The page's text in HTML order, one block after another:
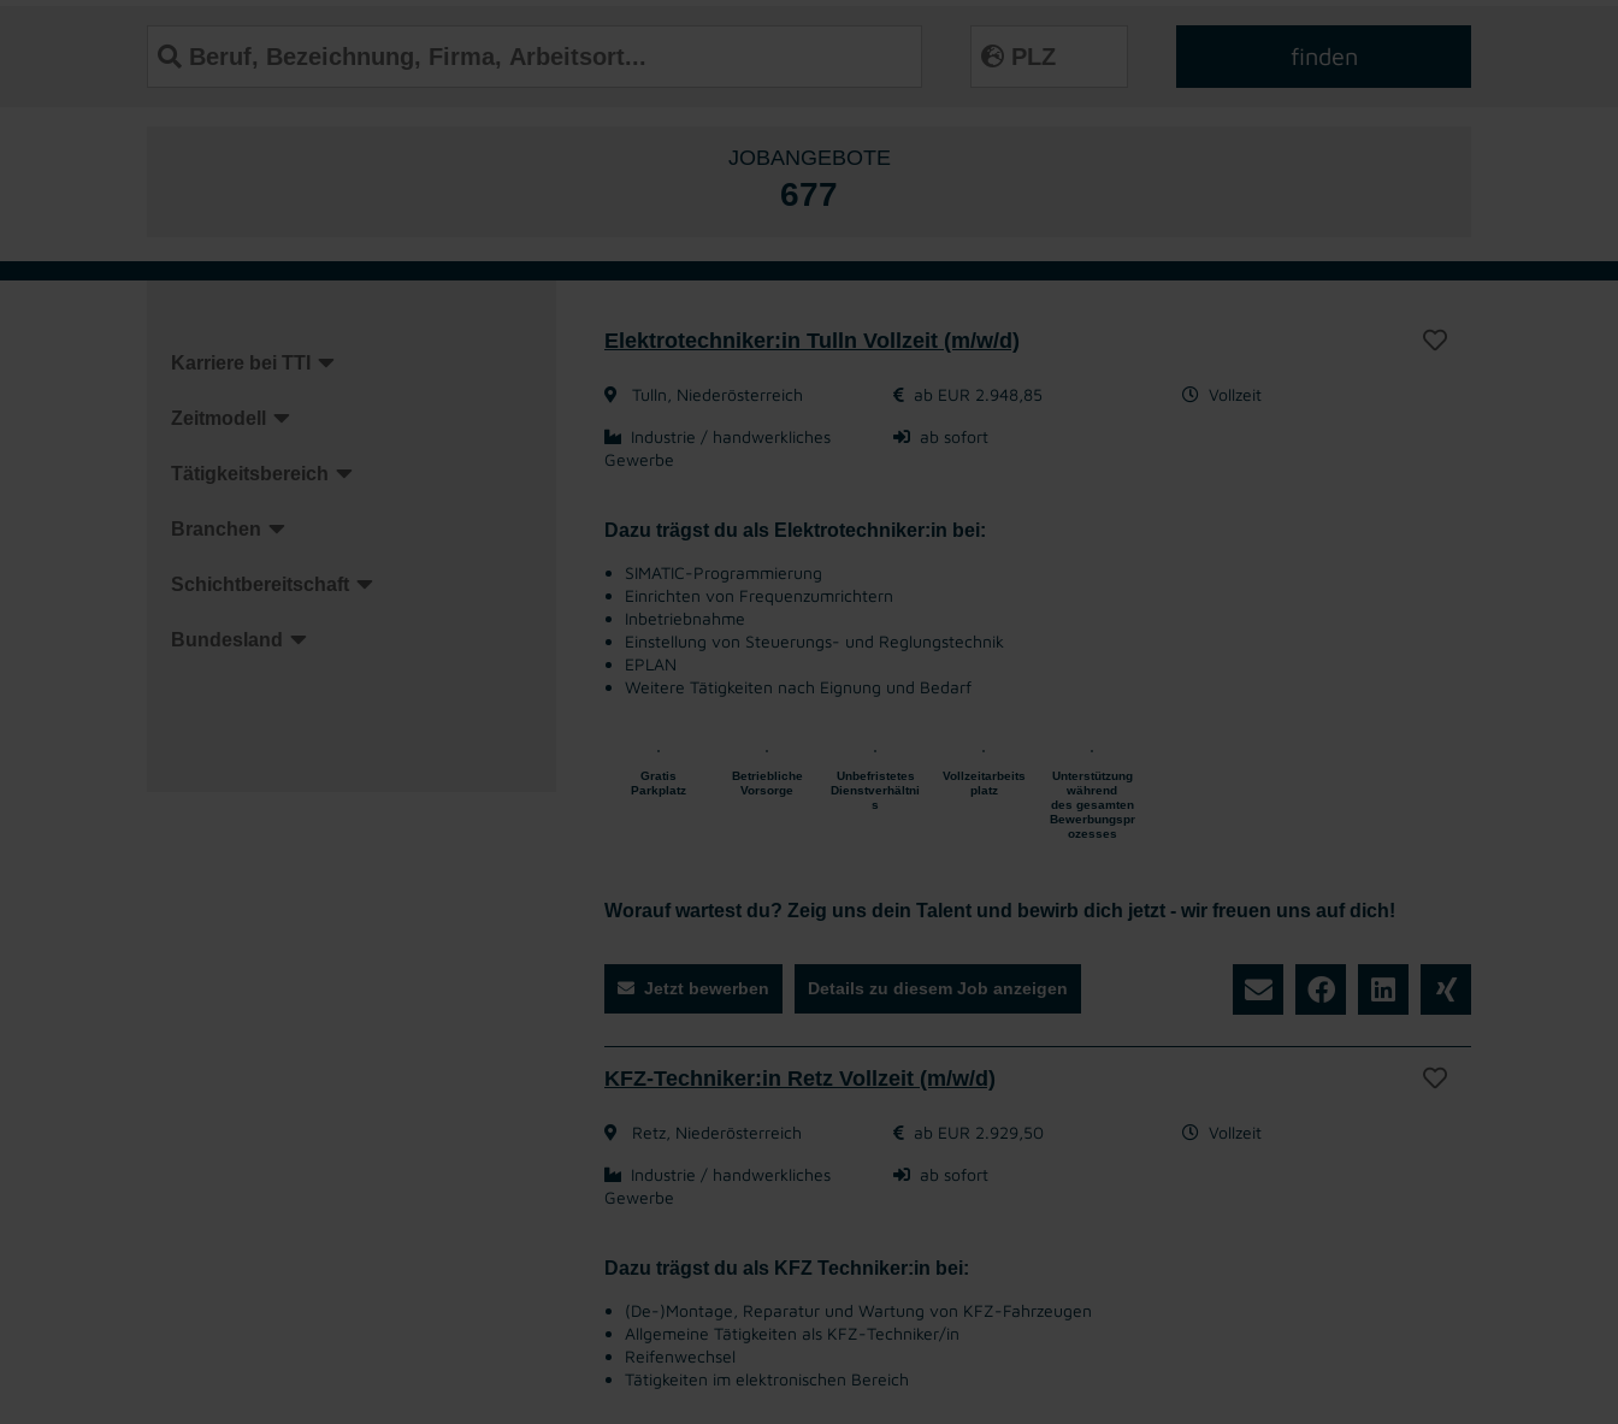
JOBANGEBOTE
677
Karriere bei TTI
Zeitmodell
Tätigkeitsbereich
Branchen
Schichtbereitschaft
Bundesland
Elektrotechniker:in Tulln Vollzeit (m/w/d)
Tulln, Niederösterreich ab EUR 2.948,85 Vollzeit
Industrie / handwerkliches
Gewerbe
ab sofort
Dazu trägst du als Elektrotechniker:in bei:
SIMATIC-Programmierung
Einrichten von Frequenzumrichtern
Inbetriebnahme
Einstellung von Steuerungs- und Reglungstechnik
EPLAN
Weitere Tätigkeiten nach Eignung und Bedarf
Gratis
Parkplatz
Betriebliche
Vorsorge
Unbefristetes
Dienstverhältni
s
Vollzeitarbeits
platz
Unterstützung
während
des gesamten
Bewerbungspr
ozesses
Worauf wartest du? Zeig uns dein Talent und bewirb dich jetzt - wir freuen uns auf dich!
Jetzt bewerben Details zu diesem Job anzeigen
KFZ-Techniker:in Retz Vollzeit (m/w/d)
Retz, Niederösterreich ab EUR 2.929,50 Vollzeit
Industrie / handwerkliches
Gewerbe
ab sofort
Dazu trägst du als KFZ Techniker:in bei:
(De-)Montage, Reparatur und Wartung von KFZ-Fahrzeugen
Allgemeine Tätigkeiten als KFZ-Techniker/in
Reifenwechsel
Tätigkeiten im elektronischen Bereich